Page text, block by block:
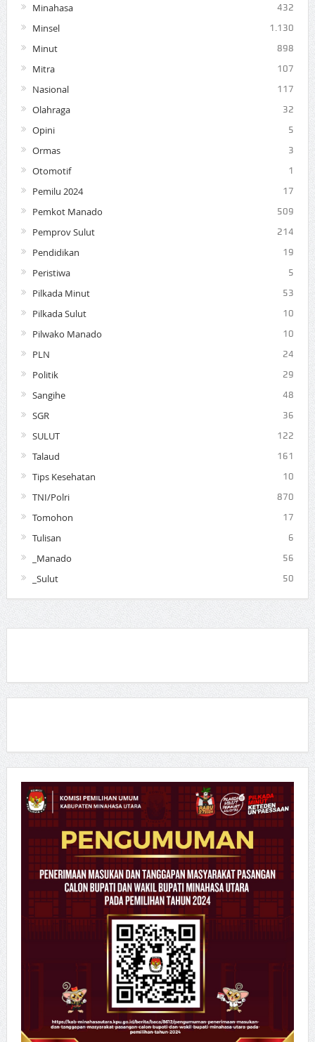
Minahasa 432
Minsel 1.130
Minut 898
Mitra 107
Nasional 117
Olahraga 32
Opini 5
Ormas 3
Otomotif 1
Pemilu 2024 17
Pemkot Manado 509
Pemprov Sulut 214
Pendidikan 19
Peristiwa 5
Pilkada Minut 53
Pilkada Sulut 10
Pilwako Manado 10
PLN 24
Politik 29
Sangihe 48
SGR 36
SULUT 122
Talaud 161
Tips Kesehatan 10
TNI/Polri 870
Tomohon 17
Tulisan 6
_Manado 56
_Sulut 50